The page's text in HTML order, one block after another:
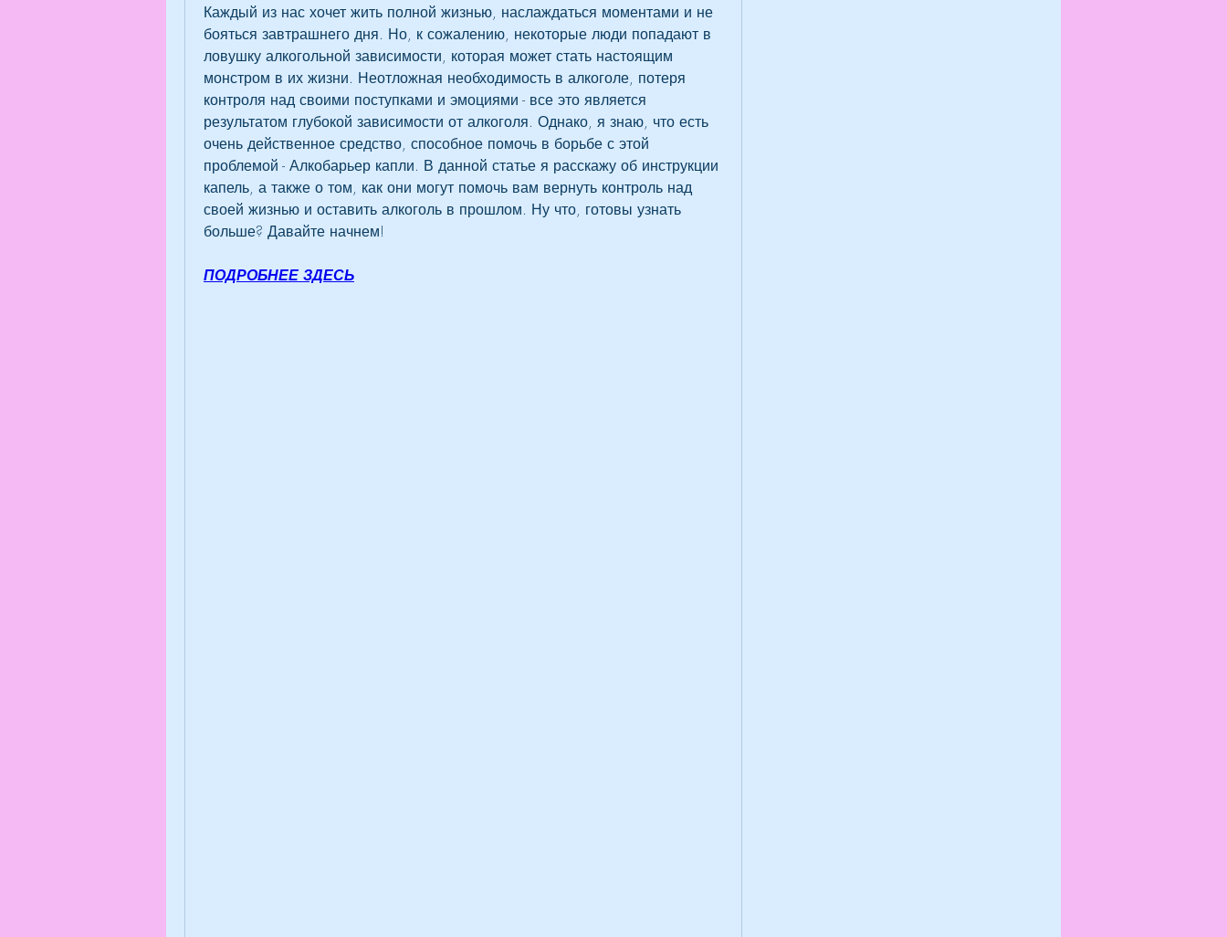
Каждый из нас хочет жить полной жизнью, наслаждаться моментами и не
бояться завтрашнего дня. Но, к сожалению, некоторые люди попадают в
ловушку алкогольной зависимости, которая может стать настоящим
монстром в их жизни. Неотложная необходимость в алкоголе, потеря
контроля над своими поступками и эмоциями - все это является
результатом глубокой зависимости от алкоголя. Однако, я знаю, что есть
очень действенное средство, способное помочь в борьбе с этой
проблемой - Алкобарьер капли. В данной статье я расскажу об инструкции
капель, а также о том, как они могут помочь вам вернуть контроль над
своей жизнью и оставить алкоголь в прошлом. Ну что, готовы узнать
больше? Давайте начнем!
ПОДРОБНЕЕ ЗДЕСЬ